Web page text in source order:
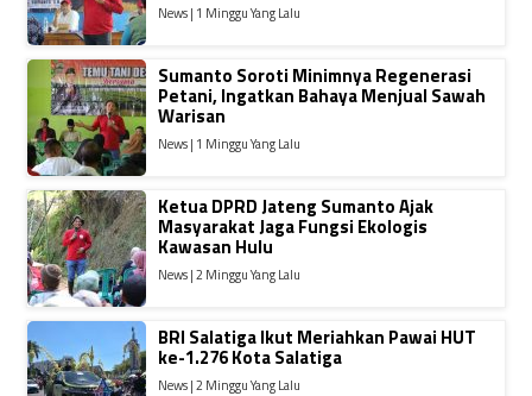
News | 1 Minggu Yang Lalu
Sumanto Soroti Minimnya Regenerasi
Petani, Ingatkan Bahaya Menjual Sawah
Warisan
News | 1 Minggu Yang Lalu
Ketua DPRD Jateng Sumanto Ajak
Masyarakat Jaga Fungsi Ekologis
Kawasan Hulu
News | 2 Minggu Yang Lalu
BRI Salatiga Ikut Meriahkan Pawai HUT
ke-1.276 Kota Salatiga
News | 2 Minggu Yang Lalu